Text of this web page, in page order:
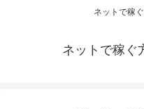
ネットで稼
ネットで稼ぐ